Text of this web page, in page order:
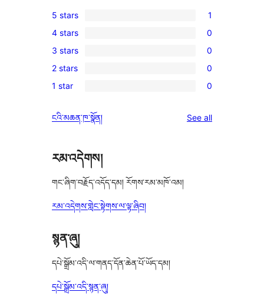
1
5-
star
review
5 stars 1
0
4-
star
reviews
4 stars 0
0
3-
star
3 stars 0
0
2-
reviews
2 stars 0
0
star
1 star 0
ངའི་མཆན་ཁ་སྣོན། See allreviews
རམ་འདེགས།
གང་ཞིག་བརྗོད་འདོད་དམ། རོགས་རམ་མཁོ་འམ།
རམ་འདེགས་གླེང་སྟེགས་ལ་ལྟ་ཞིབ།
སྙན་ཞུ།
དཔེ་སྒྲོམ་འདི་ལ་གནད་དོན་ཆེན་པོ་ཡོད་དམ།
དཔེ་སྒྲོམ་འདི་སྙན་ཞུ།